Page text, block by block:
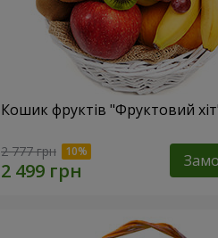
Кошик фруктів "Фруктовий
2 777 грн